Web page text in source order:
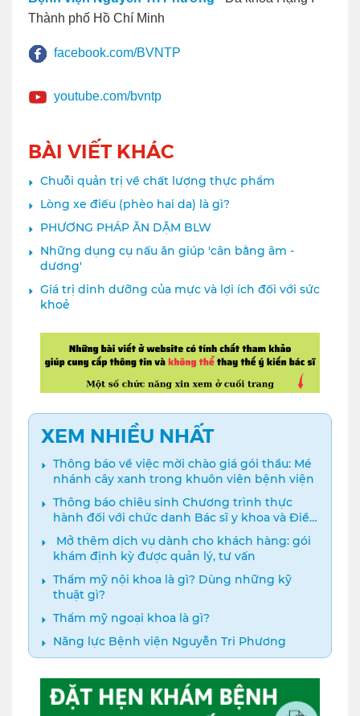
Thành phố Hồ Chí Minh
facebook.com/BVNTP
youtube.com/bvntp
BÀI VIẾT KHÁC
Chuỗi quản trị về chất lượng thực phẩm
Lòng xe điếu (phèo hai da) là gì?
PHƯƠNG PHÁP ĂN DẶM BLW
Những dụng cụ nấu ăn giúp 'cân bằng âm -
dương'
Giá trị dinh dưỡng của mực và lợi ích đối với sức
khoẻ
XEM NHIỀU NHẤT
Thông báo về việc mời chào giá gói thầu: Mé
nhánh cây xanh trong khuôn viên bệnh viện
Thông báo chiêu sinh Chương trình thực
hành đối với chức danh Bác sĩ y khoa và Điều
dưỡng năm 2024
️ Mở thêm dịch vụ dành cho khách hàng: gói
khám định kỳ được quản lý, tư vấn
Thẩm mỹ nội khoa là gì? Dùng những kỹ
thuật gì?
Thẩm mỹ ngoại khoa là gì?
Năng lực Bệnh viện Nguyễn Tri Phương